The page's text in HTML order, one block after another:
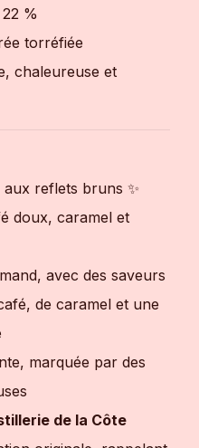
22 %
torréfiée
chaleureuse et
reflets bruns ✨
doux, caramel et
avec des saveurs
de caramel et une
marquée par des
de la Côte